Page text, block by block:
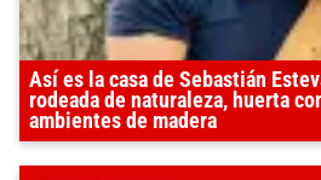
Así es la casa de Sebastián
rodeada de naturaleza, huerta
ambientes de madera